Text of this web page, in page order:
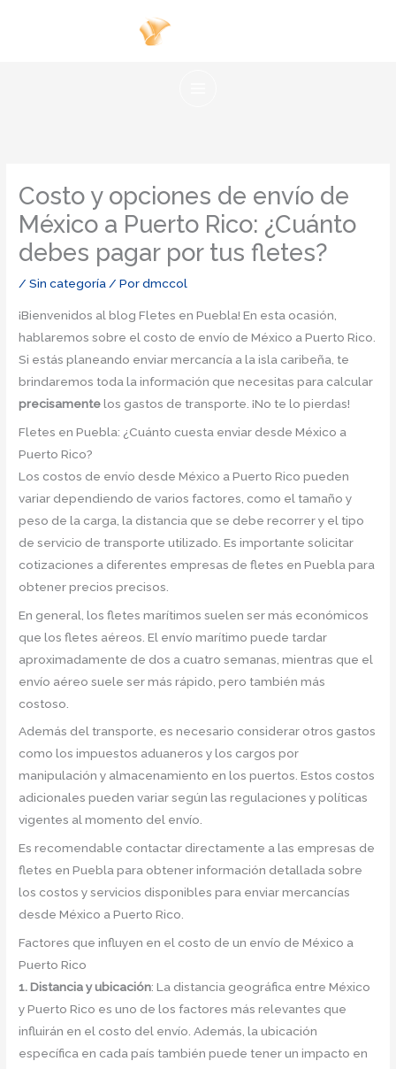
Costo y opciones de envío de
México a Puerto Rico: ¿Cuánto
debes pagar por tus fletes?
/Sin categoría/ Pordmccol
¡Bienvenidos al blog Fletes en Puebla! En esta ocasión,
hablaremos sobre el costo de envío de México a Puerto Rico.
Si estás planeando enviar mercancía a la isla caribeña, te
brindaremos toda la información que necesitas para calcular
precisamentelos gastos de transporte. ¡No te lo pierdas!
Fletes en Puebla: ¿Cuánto cuesta enviar desde México a
Puerto Rico?
Los costos de envío desde México a Puerto Rico pueden
variar dependiendo de varios factores, como el tamaño y
peso de la carga, la distancia que se debe recorrer y el tipo
de servicio de transporte utilizado. Es importante solicitar
cotizaciones a diferentes empresas de fletes en Puebla para
obtener precios precisos.
En general, los fletes marítimos suelen ser más económicos
que los fletes aéreos. El envío marítimo puede tardar
aproximadamente de dos a cuatro semanas, mientras que el
envío aéreo suele ser más rápido, pero también más
costoso.
Además del transporte, es necesario considerar otros gastos
como los impuestos aduaneros y los cargos por
manipulación y almacenamiento en los puertos. Estos costos
adicionales pueden variar según las regulaciones y políticas
vigentes al momento del envío.
Es recomendable contactar directamente a las empresas de
fletes en Puebla para obtener información detallada sobre
los costos y servicios disponibles para enviar mercancías
desde México a Puerto Rico.
Factores que influyen en el costo de un envío de México a
Puerto Rico
1. Distancia y ubicación: La distancia geográfica entre México
y Puerto Rico es uno de los factores más relevantes que
influirán en el costo del envío. Además, la ubicación
específica en cada país también puede tener un impacto en